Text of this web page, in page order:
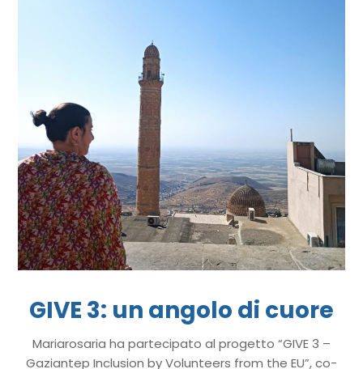
GIVE 3: un angolo di cuore
Mariarosaria ha partecipato al progetto “GIVE 3 –
Gaziantep Inclusion by Volunteers from the EU”, co-